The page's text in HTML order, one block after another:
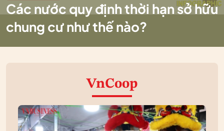
Các nước quy định thời hạn sở hữu
chung cư như thế nào?
VnCoop